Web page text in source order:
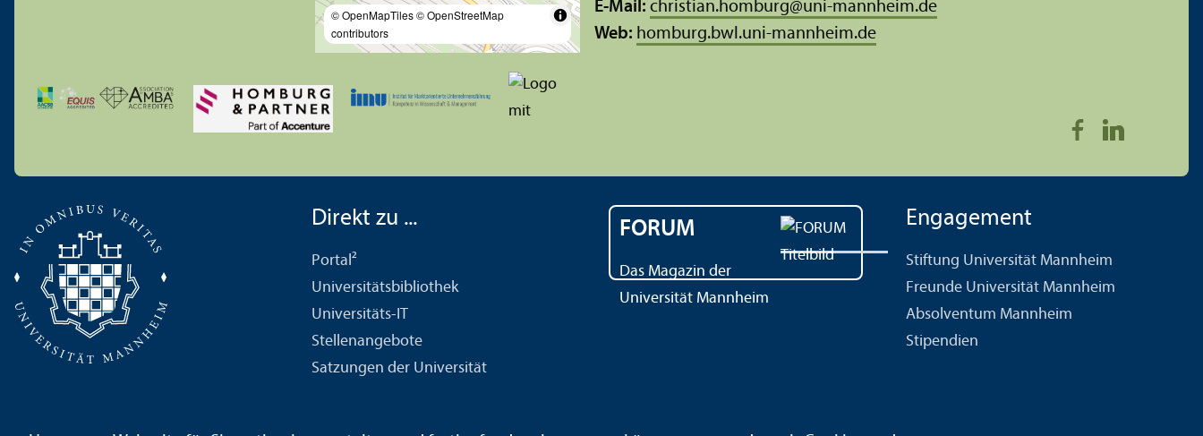
© OpenMapTiles© OpenStreetMap
contributors
E-Mail: christian.homburg@uni-mannheim.de
Web: homburg.bwl.uni-mannheim.de
Direkt zu ...
Portal²
Universitäts­bibliothek
Universitäts-IT
Stellenangebote
Satzungen der Universität
FORUM
Das Magazin der
Universität Mannheim
Engagement
Stiftung Universität Mannheim
Freunde Universität Mannheim
Absolventum Mannheim
Stipendien